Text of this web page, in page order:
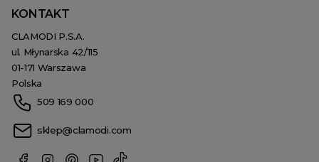
KONTAKT
CLAMODI P.S.A.
ul. Młynarska 42/115
01-171 Warszawa
Polska
509 169 000
sklep@clamodi.com